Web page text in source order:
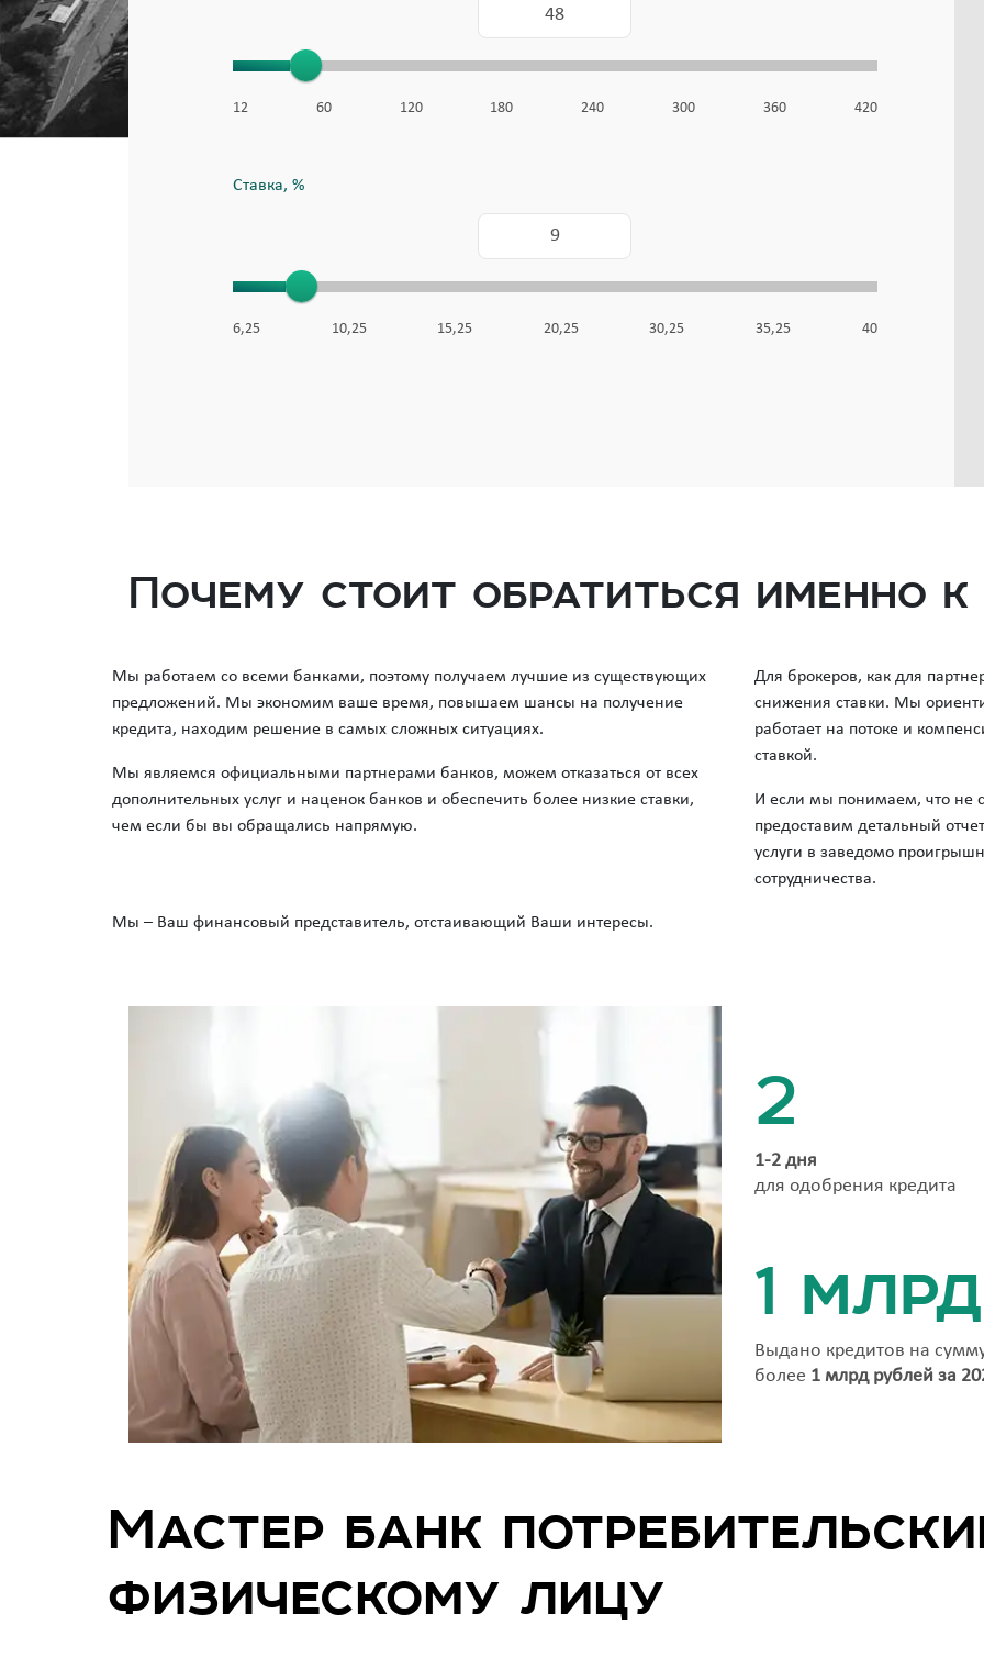
12 60 120 180 240 300 360 420
Ставка, %
6,25 10,25 15,25 20,25 30,25 35,25 40
Почему стоит обратиться именно
Мы работаем со всеми банками, поэтому получаем лучшие из существующих
предложений. Мы экономим ваше время, повышаем шансы на получение
кредита, находим решение в самых сложных ситуациях.
Мы являемся официальными партнерами банков, можем отказаться от всех
дополнительных услуг и наценок банков и обеспечить более низкие ставки,
чем если бы вы обращались напрямую.
Для брокеров, как для
снижения ставки. Мы
работает на потоке и
ставкой.
И если мы понимаем, что не
предоставим детальный
услуги в заведомо
сотрудничества.
Мы – Ваш финансовый представитель, отстаивающий Ваши интересы.
2
1-2 дня
для одобрения кредита
1 млрд
Выдано кредитов на
более 1 млрд рублей за
Мастер банк
физическому лицу